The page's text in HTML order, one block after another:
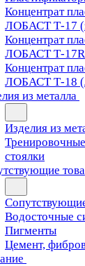
Концентрат
ЛОБАСТ Т-17
Концентрат
ЛОБАСТ Т-
Концентрат
ЛОБАСТ Т-18
из металла
Изделия из
стоялки
Водосточные
Пигменты
Цемент,